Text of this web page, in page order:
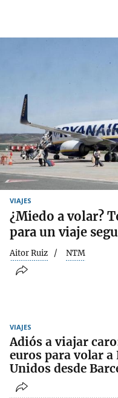
VIAJES
¿Miedo a volar?
para un viaje
Aitor Ruiz NTM
VIAJES
Adiós a viajar
euros para volar a
Unidos desde